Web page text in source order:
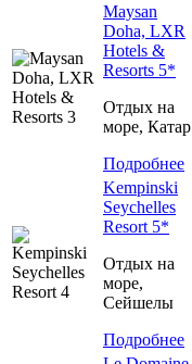
Maysan
Doha, LXR
Hotels &
Resorts 5*
Отдых на
море, Катар
Подробнее
Kempinski
Seychelles
Resort 5*
Отдых на
море,
Сейшелы
Подробнее